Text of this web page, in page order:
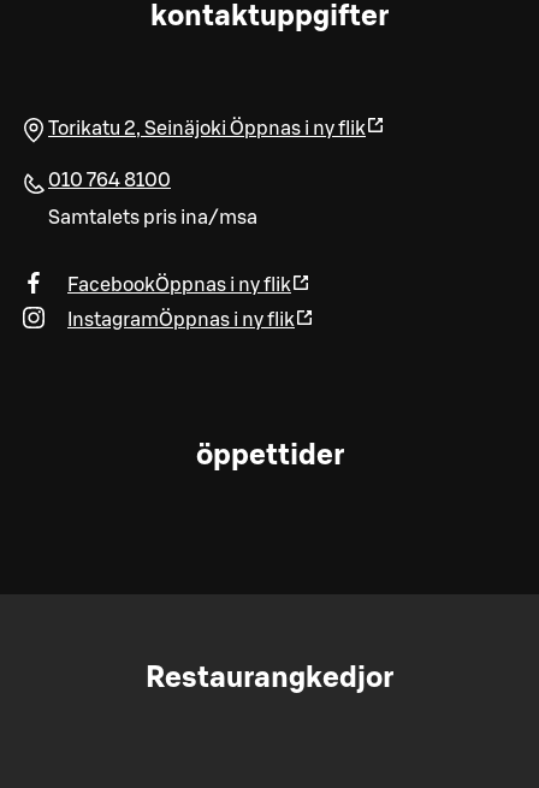
kontaktuppgifter
Torikatu 2, Seinäjoki Öppnas i ny flik
010 764 8100
Samtalets pris ina/msa
FacebookÖppnas i ny flik
InstagramÖppnas i ny flik
öppettider
Restaurangkedjor